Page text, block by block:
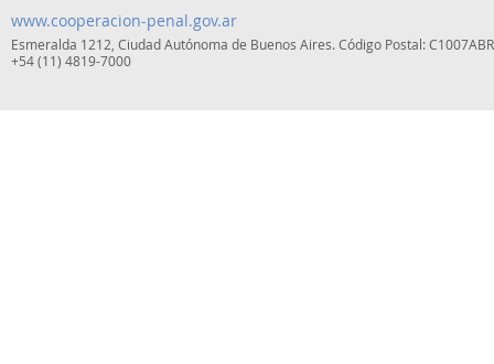
www.cooperacion-penal.gov.ar
Esmeralda 1212, Ciudad Autónoma de Buenos Aires. Código Postal:
+54 (11) 4819-7000